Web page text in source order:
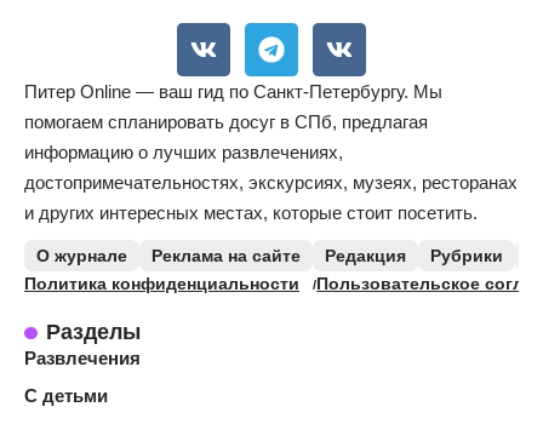
Питер Online — ваш гид по Санкт-Петербургу. Мы
помогаем спланировать досуг в СПб, предлагая
информацию о лучших развлечениях,
достопримечательностях, экскурсиях, музеях, ресторанах
и других интересных местах, которые стоит посетить.
О журнале Реклама на сайте Редакция Рубрики
Политика конфиденциальности
Пользовательское
Разделы
Развлечения
С детьми